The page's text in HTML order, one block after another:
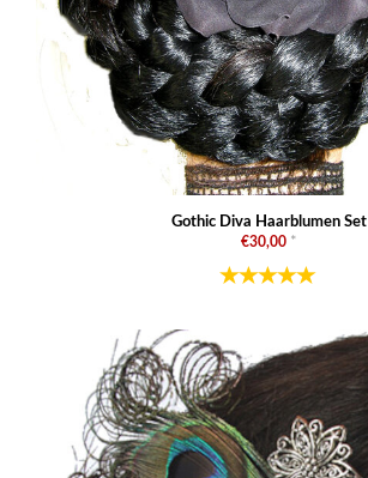
Gothic Diva Haarblumen Set
€30,00 *